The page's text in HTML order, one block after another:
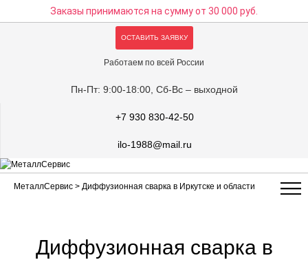
Заказы принимаются на суммуот 30 000 руб.
ОСТАВИТЬ ЗАЯВКУ
Работаем по всей России
Пн-Пт: 9:00-18:00, Сб-Вс – выходной
+7 930 830-42-50
ilo-1988@mail.ru
МеталлСервис > Диффузионная сварка в Иркутске и области
Диффузионная сварка в